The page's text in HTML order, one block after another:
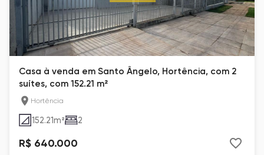
Casa à venda em Santo Ângelo, Hortência, com 2
suítes, com 152.21 m²
Hortência
152.21m² 2
R$ 640.000